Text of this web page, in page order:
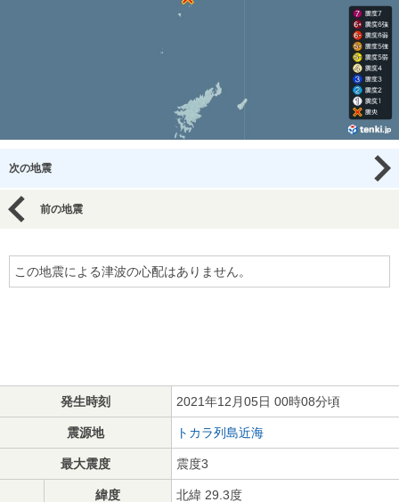
次の地震
前の地震
この地震による津波の心配はありません。
発生時刻 2021年12月05日 00時08分頃
震源地 トカラ列島近海
最大震度 震度3
緯度 北緯 29.3度